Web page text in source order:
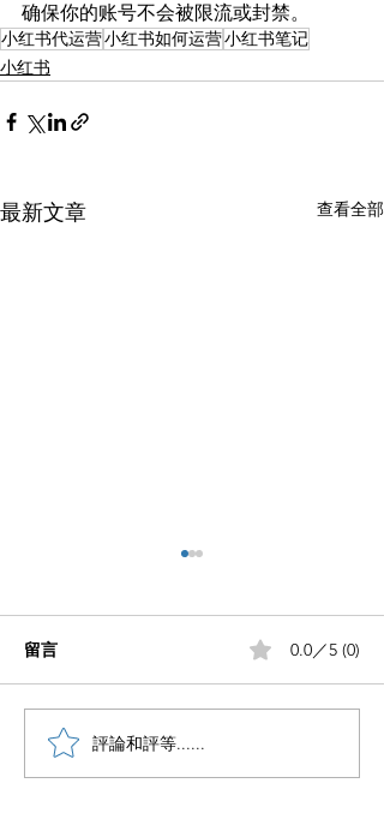
确保你的账号不会被限流或封禁。
小红书代运营小红书如何运营小红书笔记
小红书
最新文章 查看全部
小红书五个痛点谁懂啊
留言 0.0／5 (0)
評論和評等......